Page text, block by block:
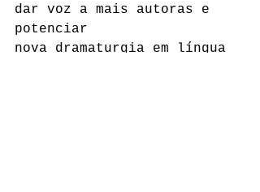
dar voz a mais autoras e
potenciar
nova dramaturgia em língua